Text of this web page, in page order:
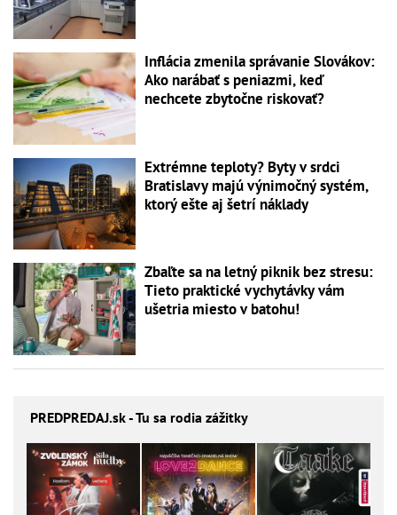
Inflácia zmenila správanie Slovákov:
Ako narábať s peniazmi, keď
nechcete zbytočne riskovať?
Extrémne teploty? Byty v srdci
Bratislavy majú výnimočný systém,
ktorý ešte aj šetrí náklady
Zbaľte sa na letný piknik bez stresu:
Tieto praktické vychytávky vám
ušetria miesto v batohu!
PREDPREDAJ.sk - Tu sa rodia zážitky